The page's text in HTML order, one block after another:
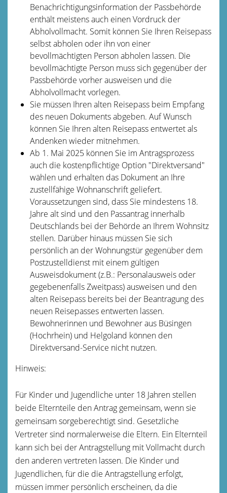
Benachrichtigungsinformation der Passbehörde
enthält meistens auch einen Vordruck der
Abholvollmacht. Somit können Sie Ihren Reisepass
selbst abholen oder ihn von einer
bevollmächtigten Person abholen lassen. Die
bevollmächtigte Person muss sich gegenüber der
Passbehörde vorher ausweisen und die
Abholvollmacht vorlegen.
Sie müssen Ihren alten Reisepass beim Empfang
des neuen Dokuments abgeben. Auf Wunsch
können Sie Ihren alten Reisepass entwertet als
Andenken wieder mitnehmen.
Ab 1. Mai 2025 können Sie im Antragsprozess
auch die kostenpflichtige Option "Direktversand"
wählen und erhalten das Dokument an Ihre
zustellfähige Wohnanschrift geliefert.
Voraussetzungen sind, dass Sie mindestens 18.
Jahre alt sind und den Passantrag innerhalb
Deutschlands bei der Behörde an Ihrem Wohnsitz
stellen. Darüber hinaus müssen Sie sich
persönlich an der Wohnungstür gegenüber dem
Postzustelldienst mit einem gültigen
Ausweisdokument (z.B.: Personalausweis oder
gegebenenfalls Zweitpass) ausweisen und den
alten Reisepass bereits bei der Beantragung des
neuen Reisepasses entwerten lassen.
Bewohnerinnen und Bewohner aus Büsingen
(Hochrhein) und Helgoland können den
Direktversand-Service nicht nutzen.
Hinweis:
Für Kinder und Jugendliche unter 18 Jahren stellen
beide Elternteile den Antrag gemeinsam, wenn sie
gemeinsam sorgeberechtigt sind. Gesetzliche
Vertreter sind normalerweise die Eltern. Ein Elternteil
kann sich bei der Antragstellung mit Vollmacht durch
den anderen vertreten lassen. Die Kinder und
Jugendlichen, für die die Antragstellung erfolgt,
müssen immer persönlich erscheinen, da die